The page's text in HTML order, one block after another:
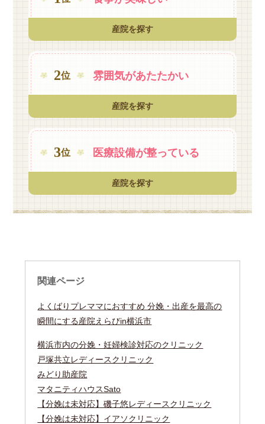
産院を探す
2位 雰囲気があたたかい
産院を探す
3位 医療設備が整っている
産院を探す
関連ページ
よくばりプレママにおすすめ 分娩・出産を最高の
瞬間にする産院えらびin横浜市
横浜市内の分娩・妊婦検診対応のクリニック
戸塚共立レディースクリニック
みどり助産院
マタニティハウスSato
【分娩は未対応】磯子悠レディースクリニック
【分娩は未対応】イアソクリニック